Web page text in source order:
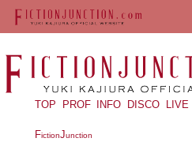
TOP PROF INFO DISCO LIVE
FictionJunction